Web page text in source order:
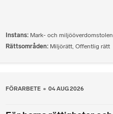
Instans Mark- och miljööverdomstolen
Rättsområden Miljörätt, Offentlig rätt
FÖRARBETE 04 AUG 2026